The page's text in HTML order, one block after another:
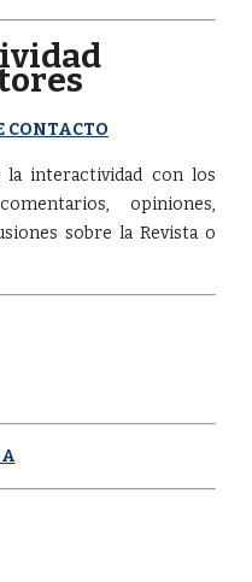
CONTACTO
interactividad con los
opiniones,
sobre la Revista o